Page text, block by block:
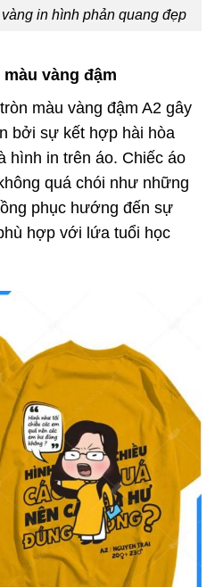
in hình phản quang đẹp
vàng đậm
màu vàng đậm A2 gây
bởi sự kết hợp hài hòa
hình in trên áo. Chiếc áo
quá chói như những
phục hướng đến sự
hợp với lứa tuổi học